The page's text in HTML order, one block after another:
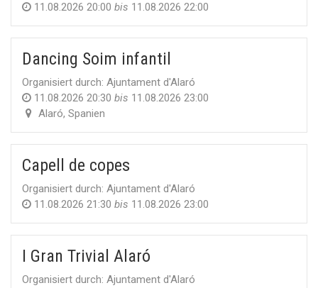
11.08.2026 20:00 bis 11.08.2026 22:00
Dancing Soim infantil
Organisiert durch: Ajuntament d'Alaró
11.08.2026 20:30 bis 11.08.2026 23:00
Alaró,Spanien
Capell de copes
Organisiert durch: Ajuntament d'Alaró
11.08.2026 21:30 bis 11.08.2026 23:00
I Gran Trivial Alaró
Organisiert durch: Ajuntament d'Alaró